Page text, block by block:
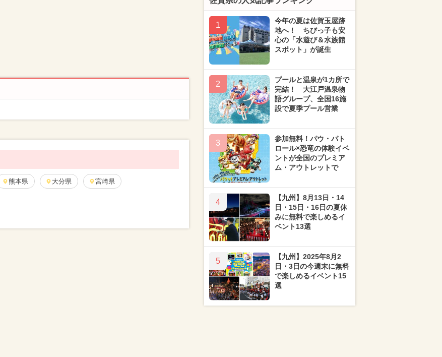
熊本県 大分県 宮崎県
1
今年の夏は佐賀玉屋跡
地へ！ ちびっ子も安
心の「水遊び＆水族館
スポット」が誕生
2
プールと温泉が1カ所で
完結！ 大江戸温泉物
語グループ、全国16施
設で夏季プール営業
3
参加無料！パウ・パト
ロール×恐竜の体験イベ
ントが全国のプレミア
ム・アウトレットで
4
【九州】8月13日・14
日・15日・16日の夏休
みに無料で楽しめるイ
ベント13選
5
【九州】2025年8月2
日・3日の今週末に無料
で楽しめるイベント15
選